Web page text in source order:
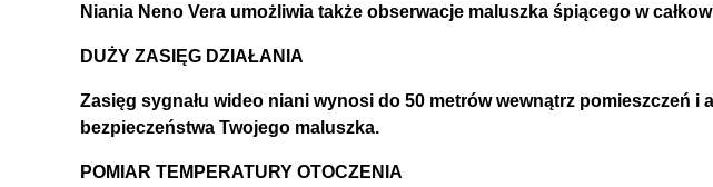
Niania Neno Vera umożliwia także obserwacje maluszka śpiącego w
DUŻY ZASIĘG DZIAŁANIA
Zasięg sygnału wideo niani wynosi do 50 metrów wewnątrz pomieszczeń
bezpieczeństwa Twojego maluszka.
POMIAR TEMPERATURY OTOCZENIA